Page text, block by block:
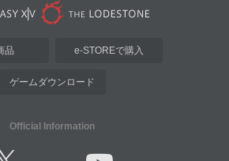
品 e-STOREで購入
ゲームダウンロード
Official Information